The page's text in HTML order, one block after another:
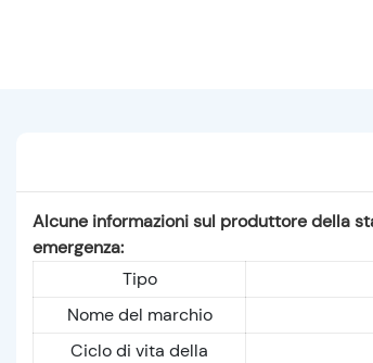
Alcune informazioni sul produttore della
emergenza:
Tipo
Nome del marchio
Ciclo di vita della